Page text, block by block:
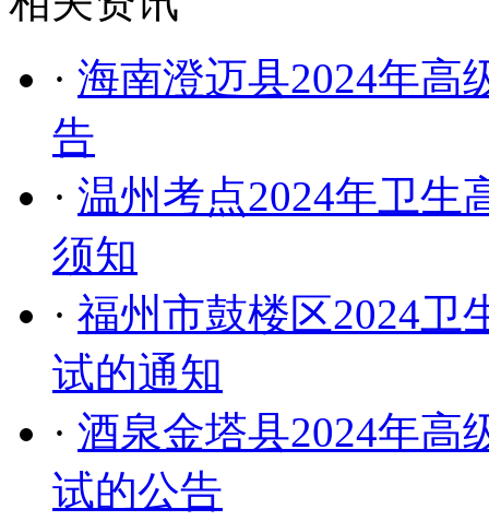
· 海南澄迈县2024年高
告
· 温州考点2024年卫生
须知
· 福州市鼓楼区2024卫
试的通知
· 酒泉金塔县2024年高
试的公告